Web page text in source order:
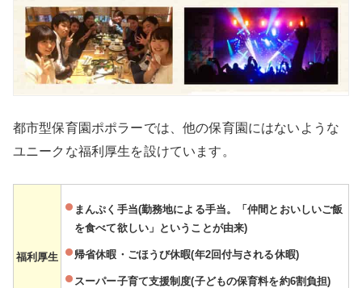
都市型保育園ポポラーでは、他の保育園にはないような
ユニークな福利厚生を設けています。
福利厚生
まんぷく手当(勤務地による手当。「仲間とおいしいご飯
を食べて欲しい」ということが由来)
帰省休暇・ごほうび休暇(年2回付与される休暇)
スーパー子育て支援制度(子どもの保育料を約6割負担)